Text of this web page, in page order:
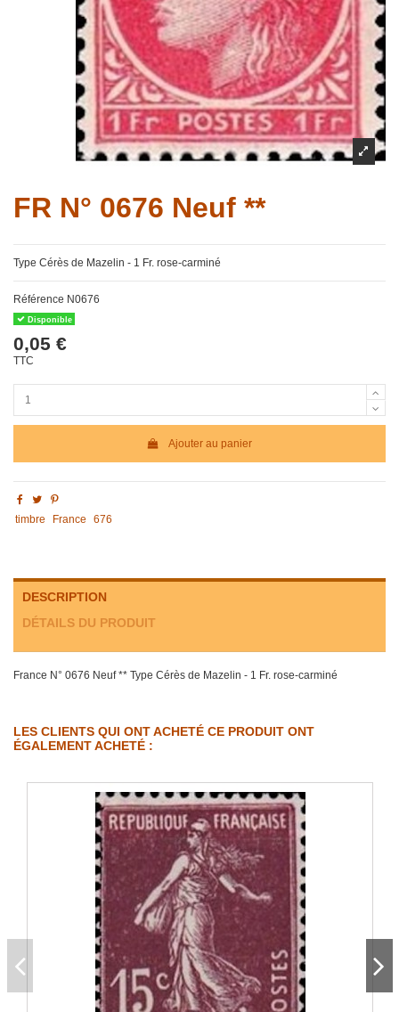
FR N° 0676 Neuf **
Type Cérès de Mazelin - 1 Fr. rose-carminé
Référence N0676
Disponible
0,05 €
TTC
Ajouter au panier
timbre France 676
DESCRIPTION
DÉTAILS DU PRODUIT
France N° 0676 Neuf ** Type Cérès de Mazelin - 1 Fr. rose-carminé
LES CLIENTS QUI ONT ACHETÉ CE PRODUIT ONT
ÉGALEMENT ACHETÉ :